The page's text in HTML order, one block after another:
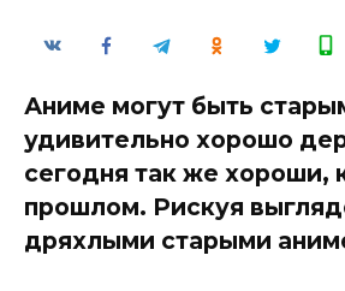
Аниме могут быть
удивительно хорошо
сегодня так же хороши,
прошлом. Рискуя
дряхлыми старыми